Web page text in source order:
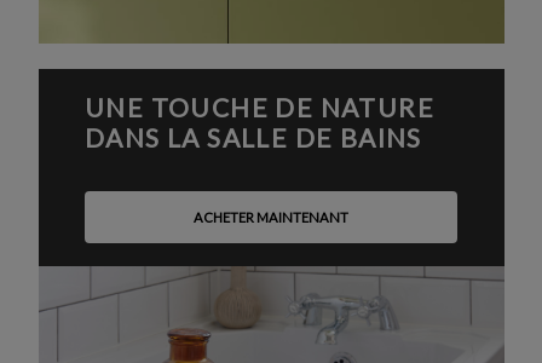
UNE TOUCHE DE NATURE
DANS LA SALLE DE BAINS
ACHETER MAINTENANT